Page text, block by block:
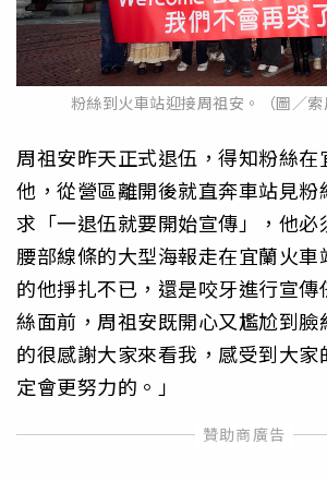
粉絲到火車站迎接周祖安。（圖／索
周祖安昨天正式退伍，得知粉絲在
他，從營區離開後就直奔車站見粉
求「一退伍就要開始宣傳」，他必
腰部線條的大型海報走在宜蘭火車
的他掙扎不已，還是咬牙進行宣
絲面前，周祖安既開心又尷尬到臉
的很感謝大家來看我，感受到大
定會更努力的。」